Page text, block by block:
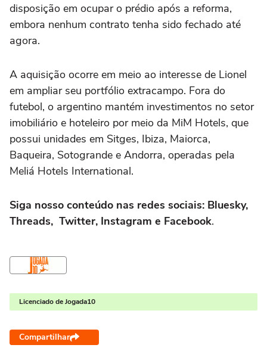
disposição em ocupar o prédio após a reforma,
embora nenhum contrato tenha sido fechado até
agora.
A aquisição ocorre em meio ao interesse de Lionel
em ampliar seu portfólio extracampo. Fora do
futebol, o argentino mantém investimentos no setor
imobiliário e hoteleiro por meio da MiM Hotels, que
possui unidades em Sitges, Ibiza, Maiorca,
Baqueira, Sotogrande e Andorra, operadas pela
Meliá Hotels International.
Siga nosso conteúdo nas redes sociais: Bluesky,
Threads, Twitter, Instagram e Facebook.
Licenciado de Jogada10
Compartilhar